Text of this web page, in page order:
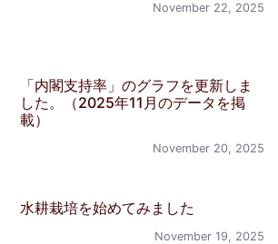
November 22, 2025
「内閣支持率」のグラフを更新しま
した。（2025年11月のデータを掲
載）
November 20, 2025
水耕栽培を始めてみました
November 19, 2025